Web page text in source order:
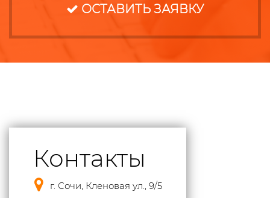
ОСТАВИТЬ ЗАЯВКУ
Контакты
г. Сочи, Кленовая ул., 9/5